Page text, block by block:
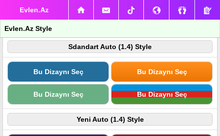
Evlen.Az
Evlen.Az Style
Sdandart Auto (1.4) Style
Bu Dizaynı Seç Bu Dizaynı Seç
Bu Dizaynı Seç Bu Dizaynı Seç
Yeni Auto (1.4) Style